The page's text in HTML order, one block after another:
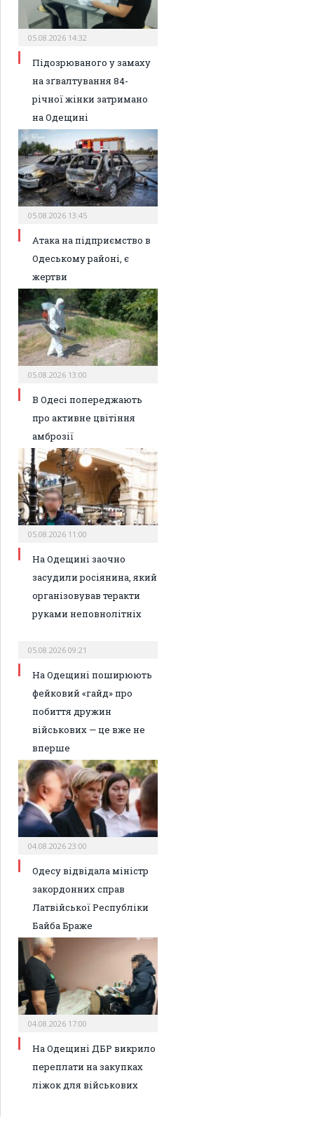
05.08.2026 14:32
Підозрюваного у замаху
на зґвалтування 84-
річної жінки затримано
на Одещині
05.08.2026 13:45
Атака на підприємство в
Одеському районі, є
жертви
05.08.2026 13:00
В Одесі попереджають
про активне цвітіння
амброзії
05.08.2026 11:00
На Одещині заочно
засудили росіянина, який
організовував теракти
руками неповнолітніх
05.08.2026 09:21
На Одещині поширюють
фейковий «гайд» про
побиття дружин
військових — це вже не
вперше
04.08.2026 23:00
Одесу відвідала міністр
закордонних справ
Латвійської Республіки
Байба Браже
04.08.2026 17:00
На Одещині ДБР викрило
переплати на закупках
ліжок для військових